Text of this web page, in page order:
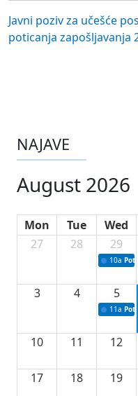
Javni poziv za učešće
poticanja zapošljavanja
NAJAVE
August 2026
Mon Tue Wed
27
28 29
10a
3 4 5
11a
10 11 12
17 18 19